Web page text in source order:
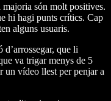
són molt positives.
hi hagi punts crítics. Cap
alguns usuaris.
d’arrossegar, que li
va trigar menys de 5
un vídeo llest per penjar a